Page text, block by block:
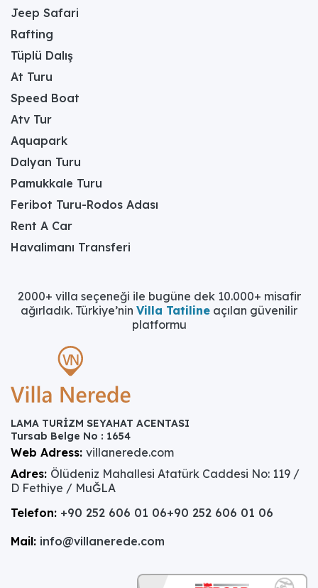
Jeep Safari
Rafting
Tüplü Dalış
At Turu
Speed Boat
Atv Tur
Aquapark
Dalyan Turu
Pamukkale Turu
Feribot Turu-Rodos Adası
Rent A Car
Havalimanı Transferi
2000+ villa seçeneği ile bugüne dek 10.000+ misafir
ağırladık. Türkiye’nin Villa Tatiline açılan güvenilir
platformu
LAMA TURİZM SEYAHAT ACENTASI
Tursab Belge No : 1654
Web Adress: villanerede.com
Adres: Ölüdeniz Mahallesi Atatürk Caddesi No: 119 /
D Fethiye / MuĞLA
Telefon: +90 252 606 01 06+90 252 606 01 06
Mail: info@villanerede.com